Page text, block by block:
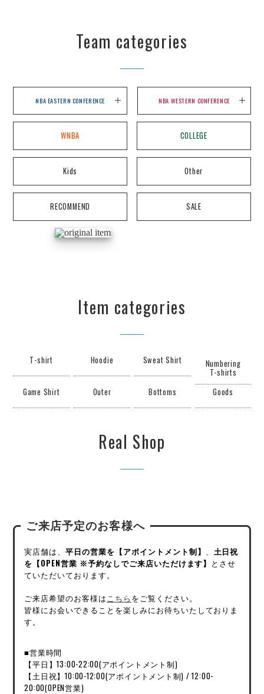
Team categories
NBA EASTERN CONFERENCE NBA WESTERN CONFERENCE
WNBA COLLEGE
Kids Other
RECOMMEND SALE
Item categories
T-shirt Hoodie Sweat Shirt Numbering
T-shirts
Game Shirt
Outer Bottoms Goods
Real Shop
ご来店予定のお客様へ
実店舗は、平日の営業を【アポイントメント制】 、 土日祝
を【OPEN営業 ※予約なしでご来店いただけます】 とさせ
ていただいております。
ご来店希望のお客様はこちら をご覧ください。
皆様にお会いできることを楽しみにお待ちいたしておりま
す。
■営業時間
【平日】13:00-22:00(アポイントメント制)
【土日祝】10:00-12:00(アポイントメント制) / 12:00-
20:00(OPEN営業)